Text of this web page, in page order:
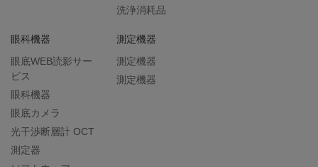
洗浄消耗品
眼科機器
眼底WEB読影サー
ビス
眼科機器
眼底カメラ
光干渉断層計 OCT
測定器
測定機器
測定機器
測定機器